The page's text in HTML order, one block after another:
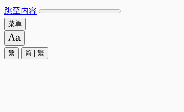
跳至内容
菜单
繁 简 繁